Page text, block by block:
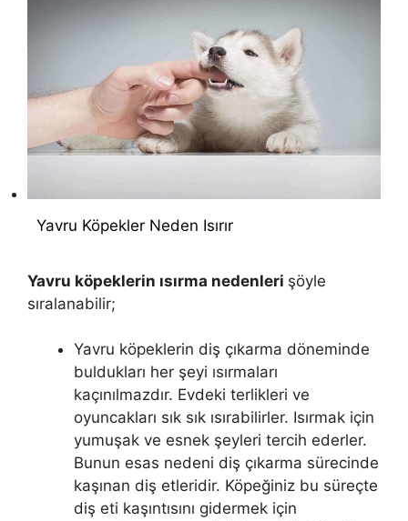
Yavru Köpekler Neden Isırır
Yavru köpeklerin ısırma nedenleri şöyle
sıralanabilir;
Yavru köpeklerin diş çıkarma döneminde
buldukları her şeyi ısırmaları
kaçınılmazdır. Evdeki terlikleri ve
oyuncakları sık sık ısırabilirler. Isırmak için
yumuşak ve esnek şeyleri tercih ederler.
Bunun esas nedeni diş çıkarma sürecinde
kaşınan diş etleridir. Köpeğiniz bu süreçte
diş eti kaşıntısını gidermek için